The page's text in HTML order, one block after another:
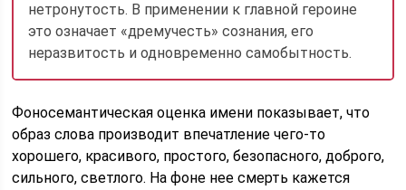
нетронутость. В применении к главной героине
это означает «дремучесть» сознания, его
неразвитость и одновременно самобытность.
Фоносемантическая оценка имени показывает, что
образ слова производит впечатление чего-то
хорошего, красивого, простого, безопасного, доброго,
сильного, светлого. На фоне нее смерть кажется